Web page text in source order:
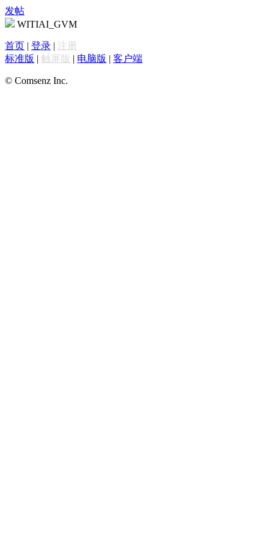
发帖
WITIAI_GVM
首页 | 登录 | 注册
标准版 | 触屏版 | 电脑版 | 客户端
© Comsenz Inc.